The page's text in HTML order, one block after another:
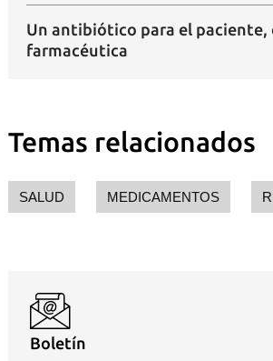
Un antibiótico para el
farmacéutica
Temas relacionados
SALUD MEDICAMENTOS
Boletín